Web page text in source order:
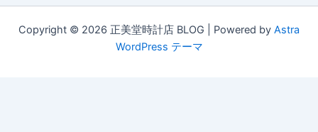
Copyright © 2026 正美堂時計店 BLOG | Powered by Astra
WordPress テーマ